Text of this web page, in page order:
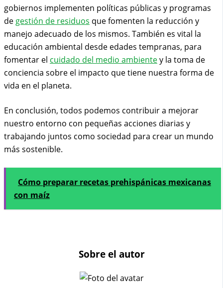
gobiernos implementen políticas públicas y programas
de gestión de residuos que fomenten la reducción y
manejo adecuado de los mismos. También es vital la
educación ambiental desde edades tempranas, para
fomentar el cuidado del medio ambientey la toma de
conciencia sobre el impacto que tiene nuestra forma de
vida en el planeta.
En conclusión, todos podemos contribuir a mejorar
nuestro entorno con pequeñas acciones diarias y
trabajando juntos como sociedad para crear un mundo
más sostenible.
Cómo preparar recetas prehispánicas mexicanas
con maíz
Sobre el autor